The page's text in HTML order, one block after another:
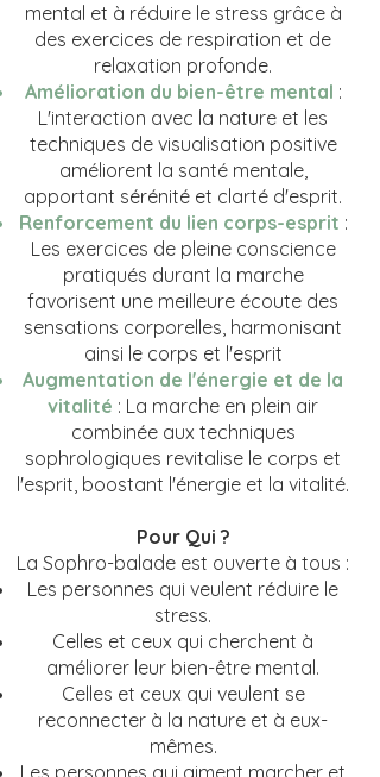
mental et à réduire le stress grâce à
des exercices de respiration et de
relaxation profonde.
Amélioration du bien-être mental :
L'interaction avec la nature et les
techniques de visualisation positive
améliorent la santé mentale,
apportant sérénité et clarté d'esprit.
Renforcement du lien corps-esprit :
Les exercices de pleine conscience
pratiqués durant la marche
favorisent une meilleure écoute des
sensations corporelles, harmonisant
ainsi le corps et l'esprit
Augmentation de l'énergie et de la
vitalité : La marche en plein air
combinée aux techniques
sophrologiques revitalise le corps et
l'esprit, boostant l'énergie et la vitalité.
Pour Qui ?
La Sophro-balade est ouverte à tous :
Les personnes qui veulent réduire le
stress.
Celles et ceux qui cherchent à
améliorer leur bien-être mental.
Celles et ceux qui veulent se
reconnecter à la nature et à eux-
mêmes.
Les personnes qui aiment marcher et